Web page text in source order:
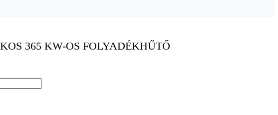
365 KW-OS FOLYADÉKHŰTŐ